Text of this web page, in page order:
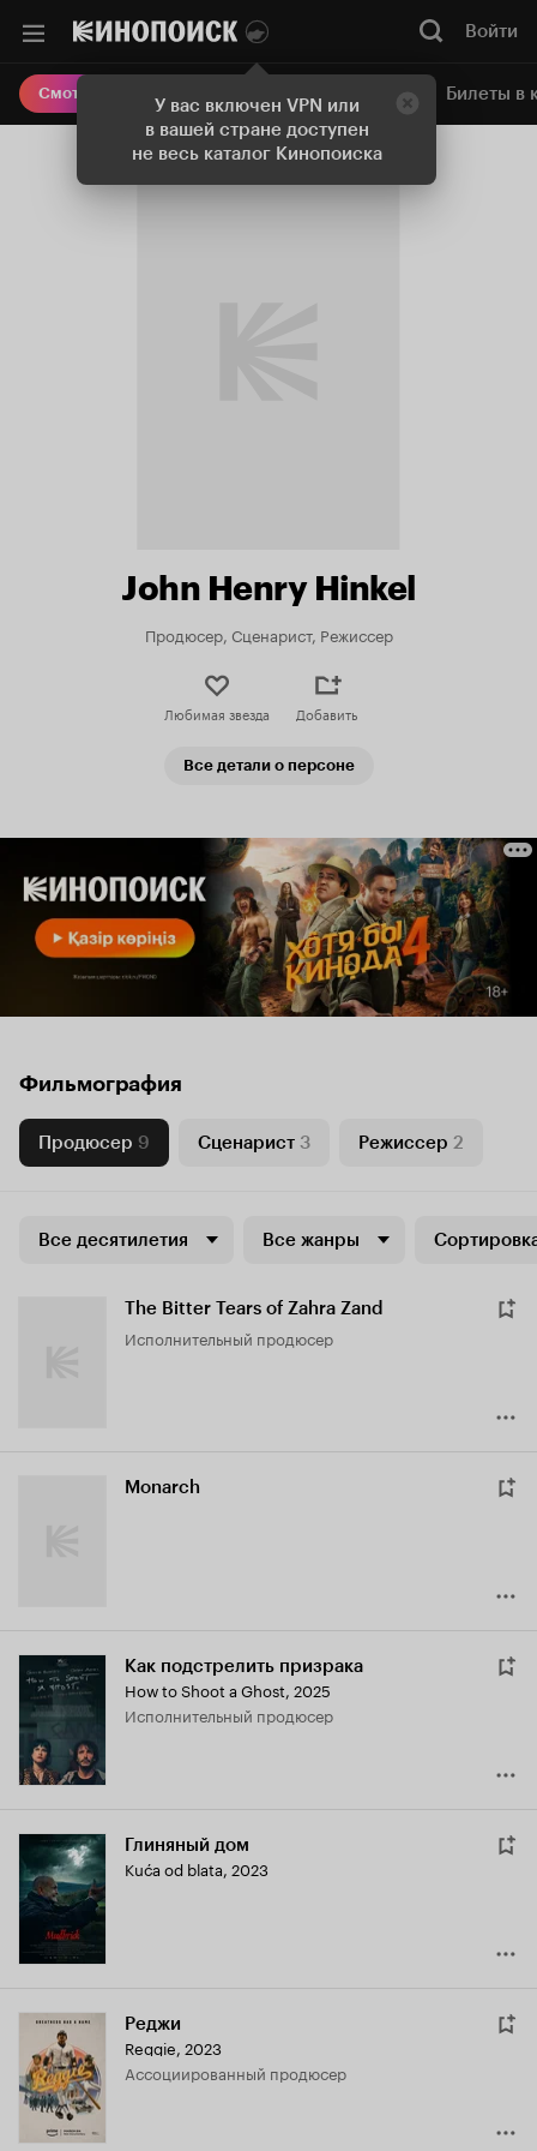
У вас включен VPN или
в вашей стране доступен
не весь каталог Кинопоиска
Войти
Смотреть кино Онлайн-кинотеатр Билеты в
John Henry Hinkel
Продюсер, Сценарист, Режиссер
Любимая звезда Добавить
Все детали о персоне
Фильмография
Продюсер 9 Сценарист 3 Режиссер 2
Все десятилетия Все жанры
The Bitter Tears of Zahra Zand
исполнительный продюсер
Monarch
Как подстрелить призрака
How to Shoot a Ghost, 2025
исполнительный продюсер
Глиняный дом
Kuća od blata, 2023
Реджи
Reggie, 2023
ассоциированный продюсер